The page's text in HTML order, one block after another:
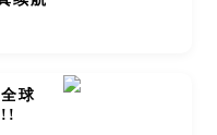
球